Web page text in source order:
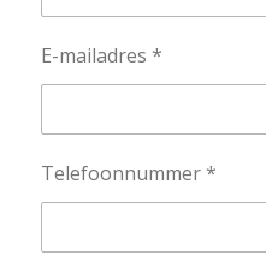
E-mailadres *
Telefoonnummer *